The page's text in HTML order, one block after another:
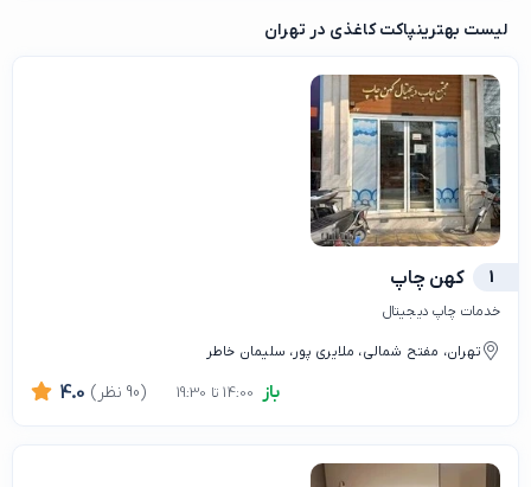
لیست بهترینپاکت کاغذی در تهران
1 کهن چاپ
خدمات چاپ دیجیتال
تهران، مفتح شمالی، ملایری پور، سلیمان خاطر
باز 4.0 (90 نظر)